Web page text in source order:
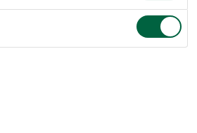
heerlijke Starbucks® Multiserve
genieten, serveer je deze
schud je zachtjes om de smaken